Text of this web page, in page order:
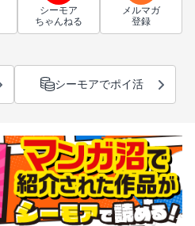
シーモア
ちゃんねる
メルマガ
登録
シーモアでポイ活